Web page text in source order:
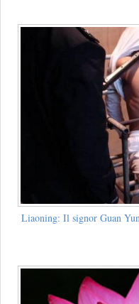
Liaoning: Il signor Guan